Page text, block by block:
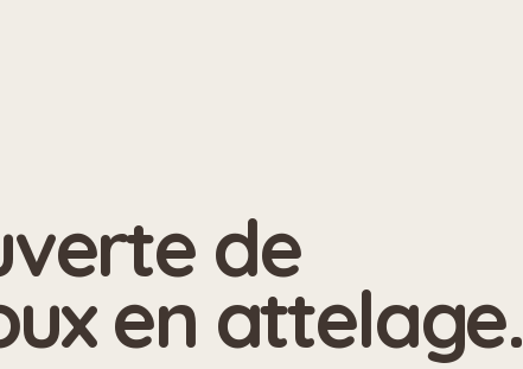
de
en attelage.